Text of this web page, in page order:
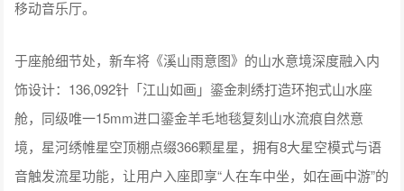
移动音乐厅。
于座舱细节处，新车将《溪山雨意图》的山水意境深度融入内
饰设计：136,092针「江山如画」鎏金刺绣打造环抱式山水座
舱，同级唯一15mm进口鎏金羊毛地毯复刻山水流痕自然意
境，星河绣帷星空顶棚点缀366颗星星，拥有8大星空模式与语
音触发流星功能，让用户入座即享“人在车中坐，如在画中游”的